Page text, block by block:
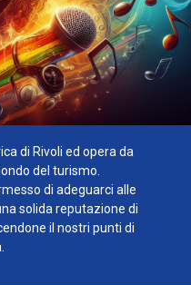
di Rivoli ed opera da
del turismo.
di adeguarci alle
solida reputazione di
il nostri punti di